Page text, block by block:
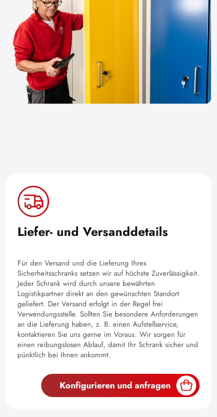
Liefer- und Versanddetails
Für den Versand und die Lieferung Ihres
Sicherheitsschranks setzen wir auf höchste Zuverlässigkeit.
Jeder Schrank wird durch unsere bewährten
Logistikpartner direkt an den gewünschten Standort
geliefert. Der Versand erfolgt in der Regel frei
Verwendungsstelle. Sollten Sie besondere Anforderungen
an die Lieferung haben, z. B. einen Aufstellservice,
kontaktieren Sie uns gerne im Voraus. Wir sorgen für
einen reibungslosen Ablauf, damit Ihr Schrank sicher und
pünktlich bei Ihnen ankommt.
Konfigurieren und anfragen